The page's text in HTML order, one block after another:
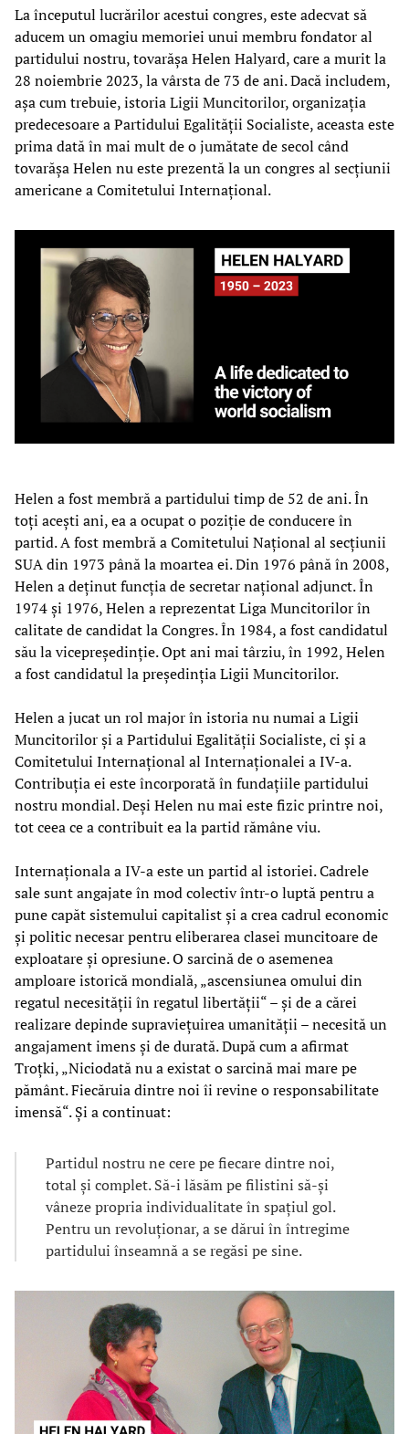
La începutul lucrărilor acestui congres, este adecvat să
aducem un omagiu memoriei unui membru fondator al
partidului nostru, tovarășa Helen Halyard, care a murit la
28 noiembrie 2023, la vârsta de 73 de ani. Dacă includem,
așa cum trebuie, istoria Ligii Muncitorilor, organizația
predecesoare a Partidului Egalității Socialiste, aceasta este
prima dată în mai mult de o jumătate de secol când
tovarășa Helen nu este prezentă la un congres al secțiunii
americane a Comitetului Internațional.
Helen a fost membră a partidului timp de 52 de ani. În
toți acești ani, ea a ocupat o poziție de conducere în
partid. A fost membră a Comitetului Național al secțiunii
SUA din 1973 până la moartea ei. Din 1976 până în 2008,
Helen a deținut funcția de secretar național adjunct. În
1974 și 1976, Helen a reprezentat Liga Muncitorilor în
calitate de candidat la Congres. În 1984, a fost candidatul
său la vicepreședinție. Opt ani mai târziu, în 1992, Helen
a fost candidatul la președinția Ligii Muncitorilor.
Helen a jucat un rol major în istoria nu numai a Ligii
Muncitorilor și a Partidului Egalității Socialiste, ci și a
Comitetului Internațional al Internaționalei a IV-a.
Contribuția ei este încorporată în fundațiile partidului
nostru mondial. Deși Helen nu mai este fizic printre noi,
tot ceea ce a contribuit ea la partid rămâne viu.
Internaționala a IV-a este un partid al istoriei. Cadrele
sale sunt angajate în mod colectiv într-o luptă pentru a
pune capăt sistemului capitalist și a crea cadrul economic
și politic necesar pentru eliberarea clasei muncitoare de
exploatare și opresiune. O sarcină de o asemenea
amploare istorică mondială, „ascensiunea omului din
regatul necesității în regatul libertății“ – și de a cărei
realizare depinde supraviețuirea umanității – necesită un
angajament imens și de durată. După cum a afirmat
Troțki, „Niciodată nu a existat o sarcină mai mare pe
pământ. Fiecăruia dintre noi îi revine o responsabilitate
imensă“. Și a continuat:
Partidul nostru ne cere pe fiecare dintre noi,
total și complet. Să-i lăsăm pe filistini să-și
vâneze propria individualitate în spațiul gol.
Pentru un revoluționar, a se dărui în întregime
partidului înseamnă a se regăsi pe sine.